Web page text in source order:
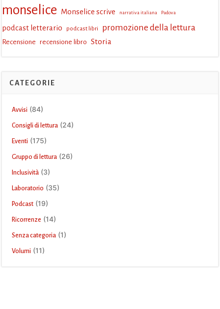
monselice Monselice scrive narrativa italiana Padova
podcast letterario podcast libri promozione della lettura
Recensione recensione libro Storia
CATEGORIE
Avvisi (84)
Consigli di lettura (24)
Eventi (175)
Gruppo di lettura (26)
Inclusività (3)
Laboratorio (35)
Podcast (19)
Ricorrenze (14)
Senza categoria (1)
Volumi (11)